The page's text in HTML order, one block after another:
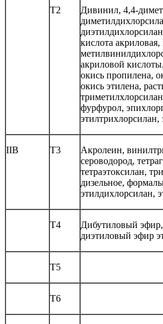
Т2
Дивинил, 4,4-
кислота акриловая,
акриловой
окись пропилена,
окись этилена,
фурфурол,
этилтрихлорсилан,
IIВ Т3
Акролеин,
сероводород,
тетраэтоксилан,
дизельное,
этилдихлорсилан,
Т4
Дибутиловый
диэтиловый эфир
Т5
Т6